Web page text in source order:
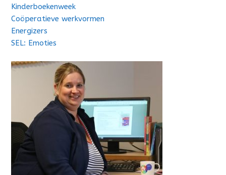
Kinderboekenweek
Coöperatieve werkvormen
Energizers
SEL: Emoties